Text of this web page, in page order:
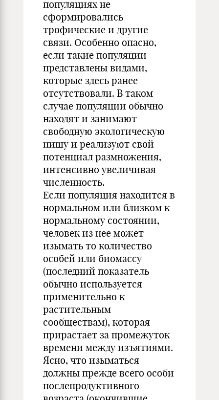
популяциях не
сформировались
трофические и другие
связи. Особенно опасно,
если такие популяции
представлены видами,
которые здесь ранее
отсутствовали. В таком
случае популяции обычно
находят и занимают
свободную экологическую
нишу и реализуют свой
потенциал размножения,
интенсивно увеличивая
численность.
Если популяция находится в
нормальном или близком к
нормальному состоянии,
человек из нее может
изымать то количество
особей или биомассу
(последний показатель
обычно используется
применительно к
растительным
сообществам), которая
прирастает за промежуток
времени между изъятиями.
Ясно, что изыматься
должны прежде всего особи
послепродуктивного